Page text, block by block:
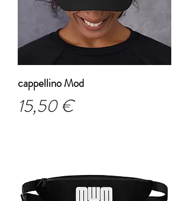
cappellino Mod
Prezzo
15,50 €